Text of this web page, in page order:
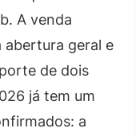
A venda
abertura geral e
de dois
já tem um
a